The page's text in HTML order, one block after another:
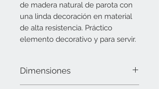
de madera natural de parota con
una linda decoración en material
de alta resistencia. Práctico
elemento decorativo y para servir.
Dimensiones